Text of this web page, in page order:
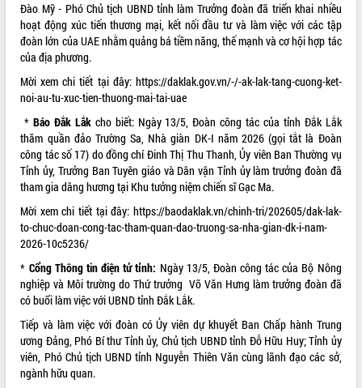
VIDEO
Đào Mỹ - Phó Chủ tịch UBND tỉnh làm Trưởng đoàn đã triển khai nhiều
hoạt động xúc tiến thương mại, kết nối đầu tư và làm việc với các tập
đoàn lớn của UAE nhằm quảng bá tiềm năng, thế mạnh và cơ hội hợp tác
của địa phương.
Mời xem chi tiết tại đây: https://daklak.gov.vn/-/-ak-lak-tang-cuong-ket-
noi-au-tu-xuc-tien-thuong-mai-tai-uae
*Báo Đắk Lắk cho biết: Ngày 13/5, Đoàn công tác của tỉnh Đắk Lắk
thăm quần đảo Trường Sa, Nhà giàn DK-I năm 2026 (gọi tắt là Đoàn
công tác số 17) do đồng chí Đinh Thị Thu Thanh, Ủy viên Ban Thường vụ
Tỉnh ủy, Trưởng Ban Tuyên giáo và Dân vận Tỉnh ủy làm trưởng đoàn đã
tham gia dâng hương tại Khu tưởng niệm chiến sĩ Gạc Ma.
Mời xem chi tiết tại đây: https://baodaklak.vn/chinh-tri/202605/dak-lak-
to-chuc-doan-cong-tac-tham-quan-dao-truong-sa-nha-gian-dk-i-nam-
2026-10c5236/
* Cổng Thông tin điện tử tỉnh: Ngày 13/5, Đoàn công tác của Bộ Nông
nghiệp và Môi trường do Thứ trưởng Võ Văn Hưng làm trưởng đoàn đã
có buổi làm việc với UBND tỉnh Đắk Lắk.
Tiếp và làm việc với đoàn có Ủy viên dự khuyết Ban Chấp hành Trung
ương Đảng, Phó Bí thư Tỉnh ủy, Chủ tịch UBND tỉnh Đỗ Hữu Huy; Tỉnh ủy
viên, Phó Chủ tịch UBND tỉnh Nguyễn Thiên Văn cùng lãnh đạo các sở,
ngành hữu quan.